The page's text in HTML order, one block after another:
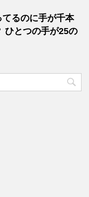
るのに手が千本
ひとつの手が25の